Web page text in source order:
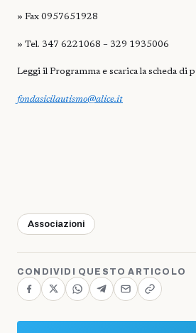
» Fax 0957651928
» Tel. 347 6221068 – 329 1935006
Leggi il Programma e scarica la scheda di
fondasicilautismo@alice.it
Associazioni
CONDIVIDI QUESTO ARTICOLO